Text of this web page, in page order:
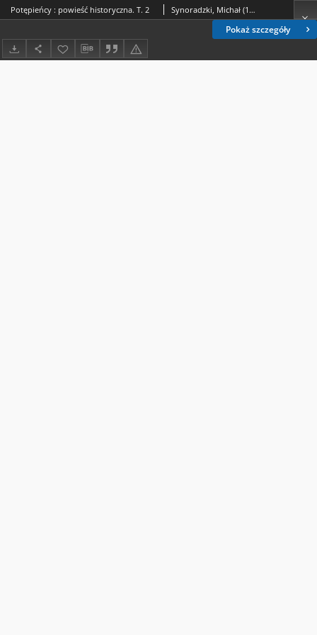
Pokaż szczegóły
Potępieńcy : powieść historyczna. T. 2 Synoradzki, Michał (1860-1922)